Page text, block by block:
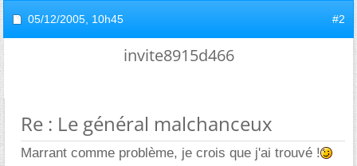
05/12/2005, 10h45 #2
invite8915d466
Re : Le général malchanceux
Marrant comme problème, je crois que j'ai trouvé !